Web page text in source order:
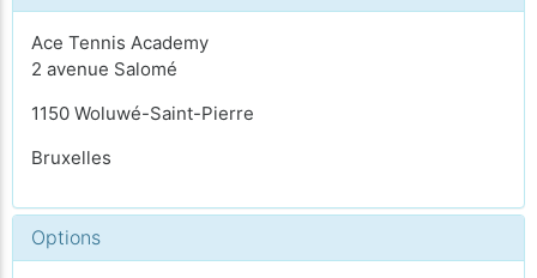
Ace Tennis Academy
2 avenue Salomé
1150 Woluwé-Saint-Pierre
Bruxelles
Options